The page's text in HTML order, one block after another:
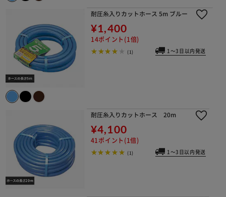
耐圧糸入りカットホース 5m ブルー
¥1,400
14ポイント(1倍)
(1) 1～3日以内発送
耐圧糸入りカットホース 20m
¥4,100
41ポイント(1倍)
(1) 1～3日以内発送